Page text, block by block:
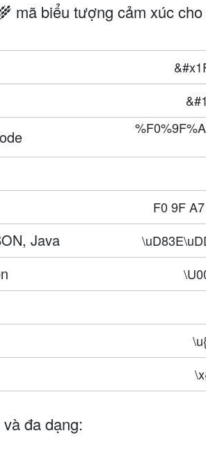
mã biểu tượng cảm xúc
F0 9F
Java
đa dạng: